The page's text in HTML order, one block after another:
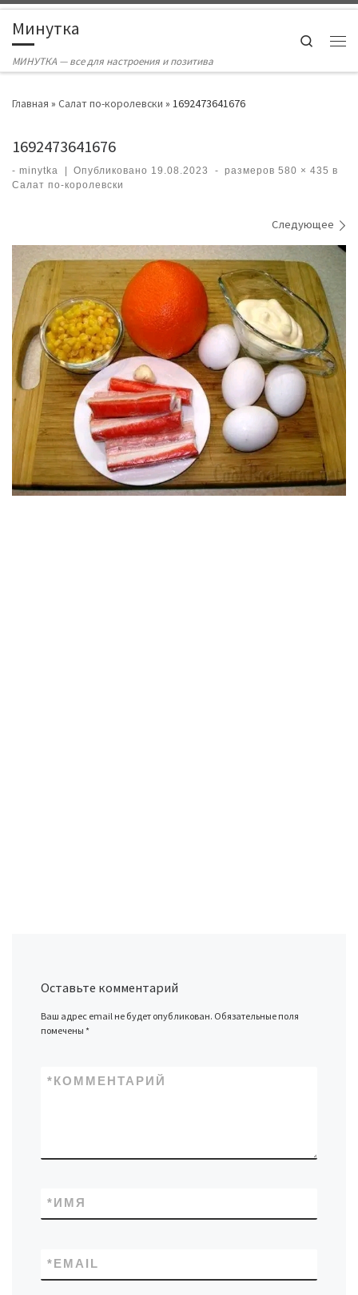
Skip to content
Минутка
МИНУТКА — все для настроения и позитива
Search
Главная » Салат по-королевски » 1692473641676
1692473641676
- minytka Опубликовано 19.08.2023 - размеров 580 × 435 в
Салат по-королевски
Следующее
Оставьте комментарий
Ваш адрес email не будет опубликован. Обязательные поля
помечены*
КОММЕНТАРИЙ
*
ИМЯ
*
EMAIL
*